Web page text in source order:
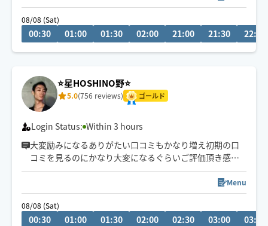
施術をいたします！✨
※移動が3㎞~90分,6㎞~120分からの施術で承らせて頂き
ます🙏
08/08 (Sat)
00:30 01:00 01:30 02:00 21:00 21:30 22:00
⭐️星HOSHINO野⭐️
5.0(756 reviews) ゴールド
Login Status: Within 3 hours
大変励みになるありがたい口コミもかなり増え初期の口
コミを見るのにかなり大変になるぐらいご評価頂き感謝
です♪
頂いた温かい口コミは過去の物でもしっかり覚えて励み
にしております
ご予約時間より早めに到着出来る場合もございます
Menu
08/08 (Sat)
00:30 01:00 01:30 02:00 02:30 03:00 03:30